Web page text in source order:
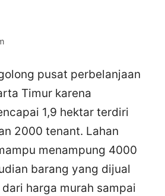
pusat perbelanjaan
Timur karena
1,9 hektar terdiri
2000 tenant. Lahan
menampung 4000
barang yang dijual
harga murah sampai